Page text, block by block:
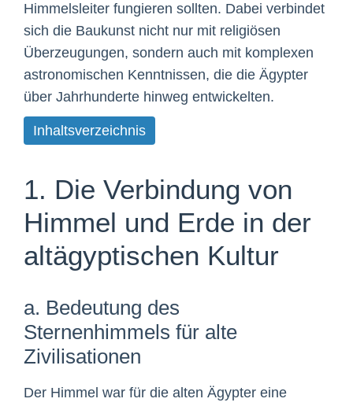
Himmelsleiter fungieren sollten. Dabei verbindet
sich die Baukunst nicht nur mit religiösen
Überzeugungen, sondern auch mit komplexen
astronomischen Kenntnissen, die die Ägypter
über Jahrhunderte hinweg entwickelten.
Inhaltsverzeichnis
1. Die Verbindung von
Himmel und Erde in der
altägyptischen Kultur
a. Bedeutung des
Sternenhimmels für alte
Zivilisationen
Der Himmel war für die alten Ägypter eine